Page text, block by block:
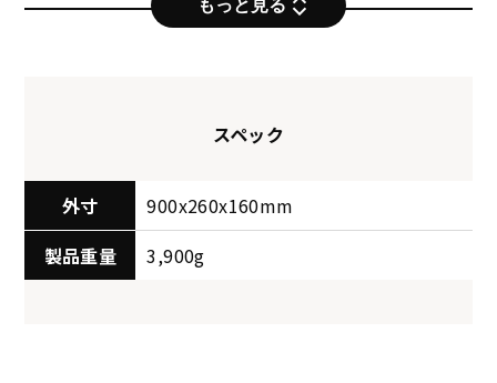
もっと見る
スペック
外寸
900x260x160mm
製品重量
3,900g